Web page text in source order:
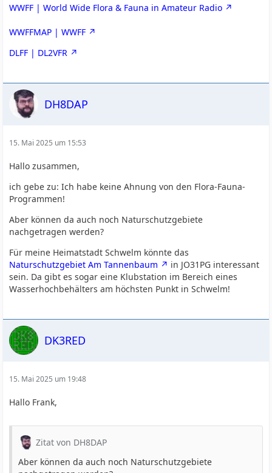
WWFF | World Wide Flora & Fauna in Amateur Radio
WWFFMAP | WWFF
DLFF | DL2VFR
DH8DAP
15. Mai 2025 um 15:53
Hallo zusammen,
ich gebe zu: Ich habe keine Ahnung von den Flora-Fauna-
Programmen!
Aber können da auch noch Naturschutzgebiete
nachgetragen werden?
Für meine Heimatstadt Schwelm könnte das
Naturschutzgebiet Am Tannenbaum
in JO31PG interessant
sein. Da gibt es sogar eine Klubstation im Bereich eines
Wasserhochbehälters am höchsten Punkt in Schwelm!
DK3RED
15. Mai 2025 um 19:48
Hallo Frank,
Zitat von DH8DAP
Aber können da auch noch Naturschutzgebiete